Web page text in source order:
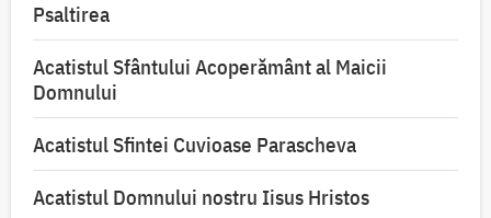
Psaltirea
Acatistul Sfântului Acoperământ al Maicii
Domnului
Acatistul Sfintei Cuvioase Parascheva
Acatistul Domnului nostru Iisus Hristos